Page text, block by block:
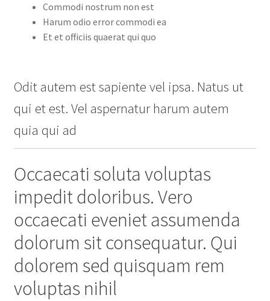
Commodi nostrum non est
Harum odio error commodi ea
Et et officiis quaerat qui quo
Odit autem est sapiente vel ipsa. Natus ut
qui et est. Vel aspernatur harum autem
quia qui ad
Occaecati soluta voluptas
impedit doloribus. Vero
occaecati eveniet assumenda
dolorum sit consequatur. Qui
dolorem sed quisquam rem
voluptas nihil